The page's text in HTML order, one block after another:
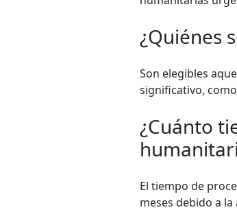
¿Quiénes
Son elegibles
significativo,
¿Cuánto
El tiempo de
meses debido a